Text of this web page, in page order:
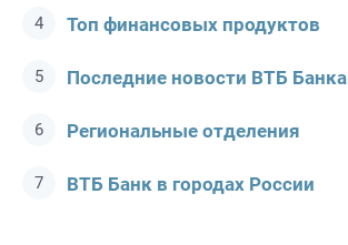
Топ финансовых продуктов
Последние новости ВТБ Банкa
Региональные отделения
ВТБ Банк в городах России